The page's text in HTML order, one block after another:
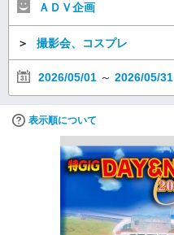
ＡＤＶ企画
＞ 撮影会、コスプレ
2026/05/01 ～ 2026/05/31
表示順について